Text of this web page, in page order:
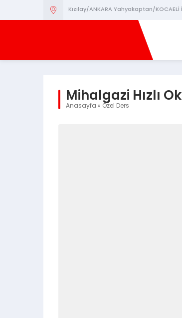
Kızılay/ANKARA Yahyakaptan/KOCAELİ
Mihalgazi Hızlı
Anasayfa » Özel Ders